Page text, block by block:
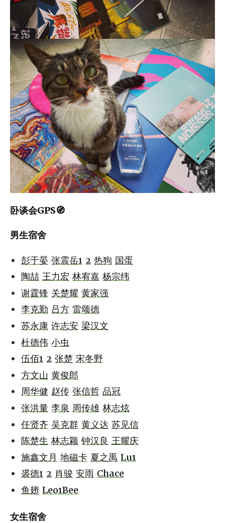
卧谈会GPS🧭
男生宿舍
彭于晏 张震岳1 2 热狗 国蛋
陶喆 王力宏 林宥嘉 杨宗纬
谢霆锋 关楚耀 黄家强
李克勤 吕方 雷颂德
苏永康 许志安 梁汉文
杜德伟 小虫
伍佰1 2 张楚 宋冬野
方文山 黄俊郎
周华健 赵传 张信哲 品冠
张洪量 李泉 周传雄 林志炫
任贤齐 吴克群 黄义达 苏见信
陈楚生 林志颖 钟汉良 王耀庆
施鑫文月 地磁卡 夏之禹 Lu1
裘德1 2 肖骏 安雨 Chace
鱼翅 Leo1Bee
女生宿舍